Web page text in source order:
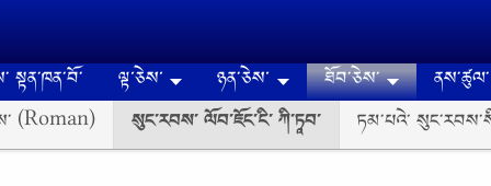
སྟན༌ཁན༌བོ༌ ལྟ་ཅེས་ ཉན༌ཅེས་
ཐོབ༌ཅེས༌
(Roman) སུང༌རབས༌ ལོབ༌ཇོང༌ངི༌ ཀི༌ཏཱབ༌ ཏམ༌པའེ༌
ནས༌ཚུལ༌